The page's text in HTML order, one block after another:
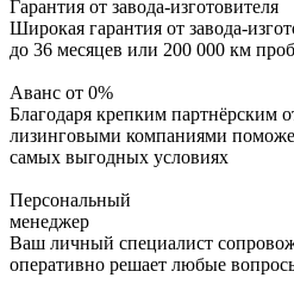
Гарантия от завода-изготовителя
Широкая гарантия от завода-
до 36 месяцев или 200 000 км
Аванс от 0%
Благодаря крепким партнёрским
лизинговыми компаниями
самых выгодных условиях
Персональный
менеджер
Ваш личный специалист
оперативно решает любые